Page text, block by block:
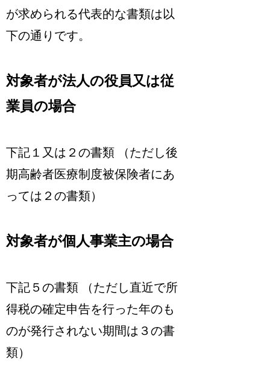
が求められる代表的な書類は以
下の通りです。
対象者が法人の役員又は従
業員の場合
下記１又は２の書類 （ただし後
期高齢者医療制度被保険者にあ
っては２の書類）
対象者が個人事業主の場合
下記５の書類 （ただし直近で所
得税の確定申告を行った年のも
のが発行されない期間は３の書
類）